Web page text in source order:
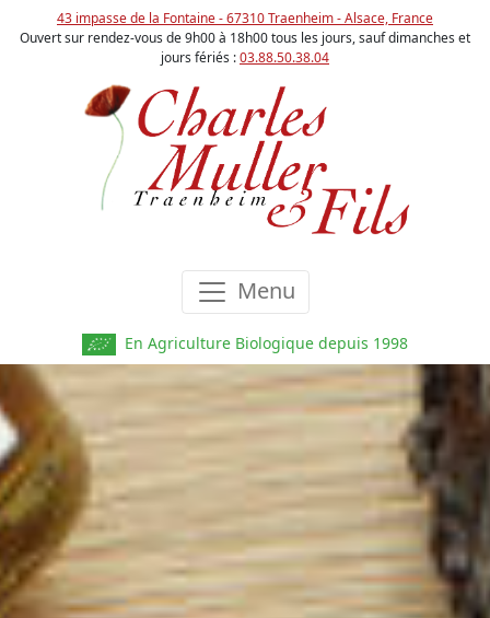
43 impasse de la Fontaine - 67310 Traenheim - Alsace, France
Ouvert sur rendez-vous de 9h00 à 18h00 tous les jours, sauf dimanches et
jours fériés :03.88.50.38.04
Menu
En Agriculture Biologique depuis 1998